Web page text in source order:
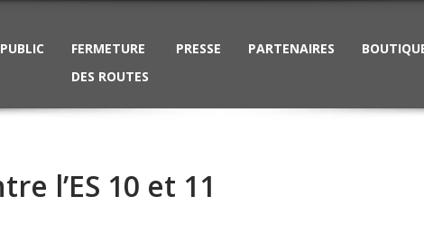
PUBLIC
FERMETURE
DES ROUTES
PRESSE PARTENAIRES
l’ES 10 et 11